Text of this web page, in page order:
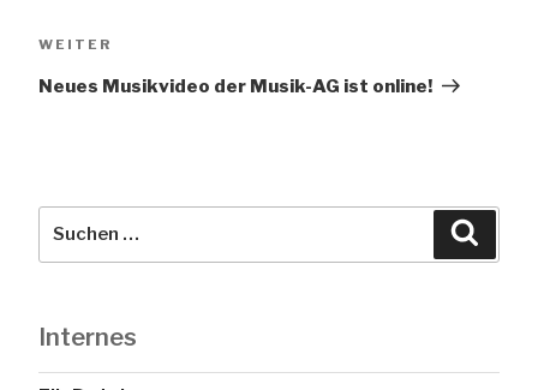
Nächster
WEITER
Neues Musikvideo der Musik-AG ist online!
nach:
Internes